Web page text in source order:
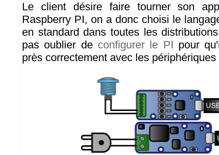
Le client désire faire tourner son
Raspberry PI, on a donc choisi le
en standard dans toutes les
pas oublier de configurer le PI pour
près correctement avec les